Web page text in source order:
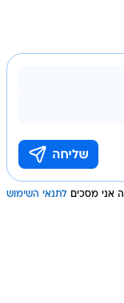
אני מסכים לתנאי השימוש